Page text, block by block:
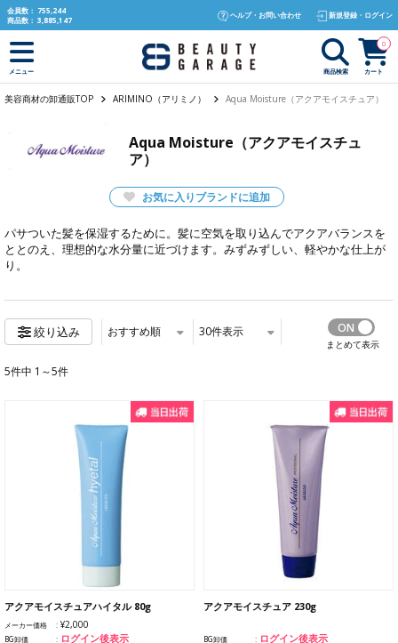
text.skipToContent
text.skipToNavigation
会員数： 755,244
商品数： 3,885,147
ヘルプ・お問い合わせ 新規登録・ログイン
メニュー 商品検索 カート
0
美容商材の卸通販TOP ARIMINO（アリミノ） Aqua Moisture（アクアモイスチュア）
Aqua Moisture（アクアモイスチュ
ア）
お気に入りブランドに追加
パサついた髪を保湿するために。髪に空気を取り込んでアクアバランスを
ととのえ、理想的な水分量に近づけます。みずみずしい、軽やかな仕上が
り。
絞り込み おすすめ順 30件表示
まとめて表示
5件中 1～5件
アクアモイスチュアハイタル 80g
メーカー価格 ¥2,000
BG卸価 ログイン後表示
アクアモイスチュア 230g
BG卸価 ログイン後表示